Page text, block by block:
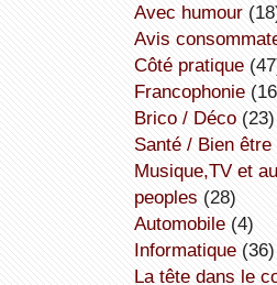
avec humour
avis
côté pratique
Francophonie
Brico / Déco(23)
Santé / Bien être
Musique,TV et autres
peoples (28)
Automobile(4)
informatique(36)
la tête dans le